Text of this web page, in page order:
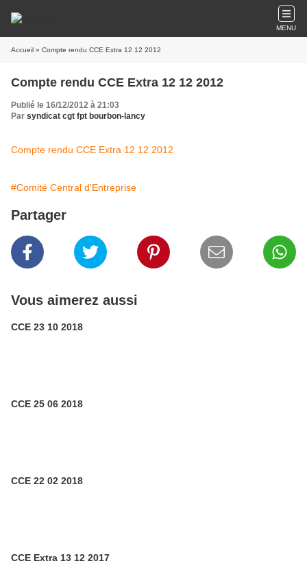
MENU
Accueil » Compte rendu CCE Extra 12 12 2012
Compte rendu CCE Extra 12 12 2012
Publié le 16/12/2012 à 21:03
Par syndicat cgt fpt bourbon-lancy
Compte rendu CCE Extra 12 12 2012
#Comité Central d'Entreprise
Partager
Vous aimerez aussi
CCE 23 10 2018
CCE 25 06 2018
CCE 22 02 2018
CCE Extra 13 12 2017